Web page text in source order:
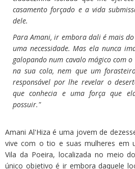
casamento forçado e a vida
dele.
Para Amani, ir embora dali é mais
uma necessidade. Mas ela nunca
galopando num cavalo mágico com
na sua cola, nem que um
responsável por lhe revelar o
que conhecia e uma força que
possuir."
Amani Al'Hiza é uma jovem de
vive com o tio e suas mulheres em
Vila da Poeira, localizada no meio
único objetivo é ir embora daquele